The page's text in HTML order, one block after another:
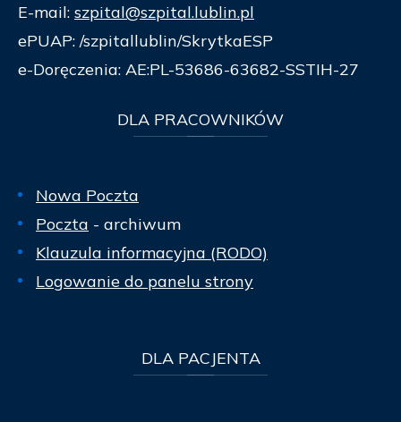
E-mail: szpital@szpital.lublin.pl
ePUAP: /szpitallublin/SkrytkaESP
e-Doręczenia: AE:PL-53686-63682-SSTIH-27
DLA PRACOWNIKÓW
Nowa Poczta
Poczta - archiwum
Klauzula informacyjna (RODO)
Logowanie do panelu strony
DLAPACJENTA